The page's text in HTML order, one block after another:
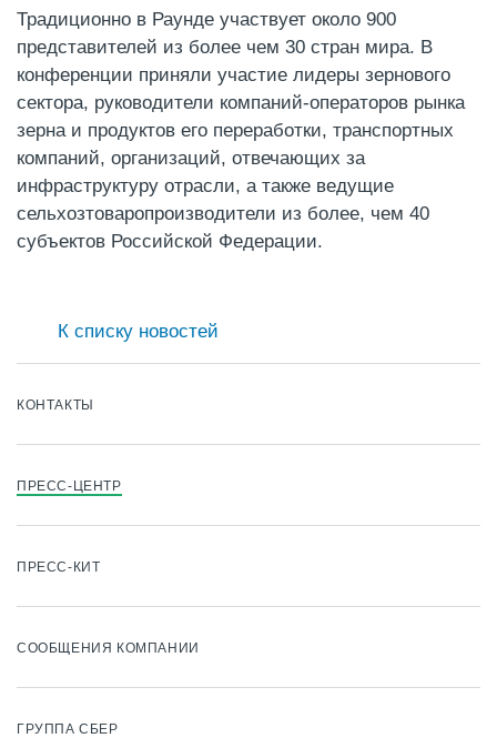
КОНТАКТЫ
ПРЕСС-ЦЕНТР
ПРЕСС-КИТ
СООБЩЕНИЯ КОМПАНИИ
ГРУППА СБЕР
Традиционно в Раунде участвует около 900
представителей из более чем 30 стран мира. В
конференции приняли участие лидеры зернового
сектора, руководители компаний-операторов рынка
зерна и продуктов его переработки, транспортных
компаний, организаций, отвечающих за
инфраструктуру отрасли, а также ведущие
сельхозтоваропроизводители из более, чем 40
субъектов Российской Федерации.
К списку новостей